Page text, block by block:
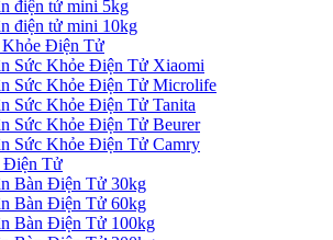
điện tử mini 5kg
điện tử mini 10kg
Khỏe Điện Tử
Sức Khỏe Điện Tử Xiaomi
Sức Khỏe Điện Tử Microlife
Sức Khỏe Điện Tử Tanita
Sức Khỏe Điện Tử Beurer
Sức Khỏe Điện Tử Camry
Điện Tử
Bàn Điện Tử 30kg
Bàn Điện Tử 60kg
Bàn Điện Tử 100kg